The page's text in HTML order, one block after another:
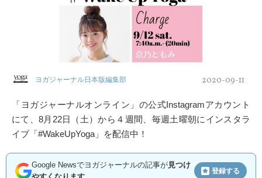
ヨガジャーナル日本版編集部 2020-09-11
「ヨガジャーナルオンライン」の公式Instagramアカウント
にて、8月22日（土）から４週間、毎週土曜朝にインスタラ
イブ「#WakeUpYoga」を配信中！
Google Newsでヨガジャーナルの記事が見つけ
登録する